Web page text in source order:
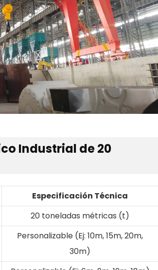
Industrial de 20
Especificación Técnica
20 toneladas métricas (t)
Personalizable (Ej: 10m, 15m, 20m,
30m)